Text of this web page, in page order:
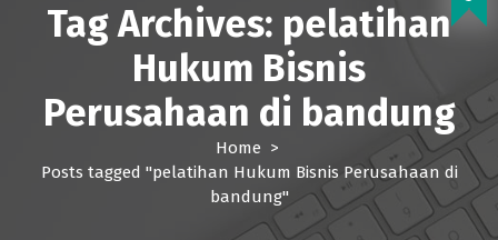
Tag Archives: pelatihan
Hukum Bisnis
Perusahaan di bandung
Home >
Posts tagged "pelatihan Hukum Bisnis Perusahaan di
bandung"